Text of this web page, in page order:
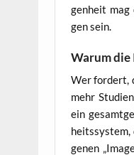
gen­heit
gen sein.
Warum die
Wer for­dert,
mehr
ein
ge­nen